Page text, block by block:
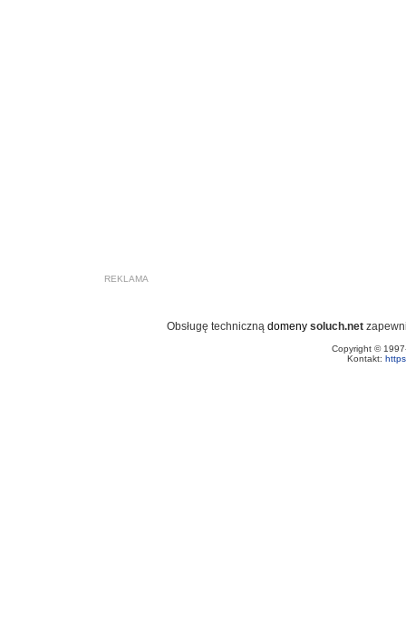
REKLAMA
Obsługę techniczną domeny soluch.net
Copyright ©
Kontakt: